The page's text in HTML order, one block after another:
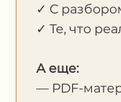
✓ С
✓ Те, что
А еще:
— PDF-